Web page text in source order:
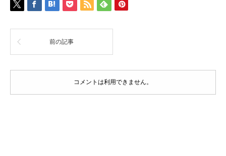
前の記事
コメントは利用できません。